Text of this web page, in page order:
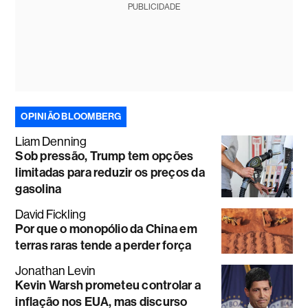
PUBLICIDADE
OPINIÃO BLOOMBERG
Liam Denning
Sob pressão, Trump tem opções
limitadas para reduzir os preços da
gasolina
David Fickling
Por que o monopólio da China em
terras raras tende a perder força
Jonathan Levin
Kevin Warsh prometeu controlar a
inflação nos EUA, mas discurso